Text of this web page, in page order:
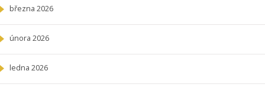
března 2026
února 2026
ledna 2026